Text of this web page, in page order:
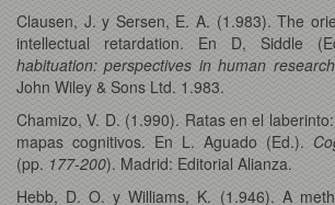
Clausen, J. y Sersen, E. A. (1.983). The
intellectual retardation. En D, Siddle
habituation: perspectives in human research
John Wiley & Sons Ltd. 1.983.
Chamizo, V. D. (1.990). Ratas en el
mapas cognitivos. En L. Aguado (Ed.).
(pp. 177-200). Madrid: Editorial Alianza.
Hebb, D. O. y Williams, K. (1.946). A